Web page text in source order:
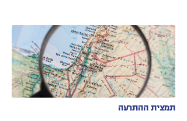
תמצית ההתרעה